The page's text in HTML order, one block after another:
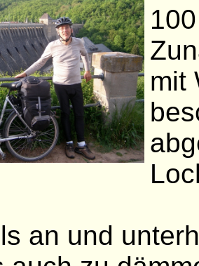
mit
an und